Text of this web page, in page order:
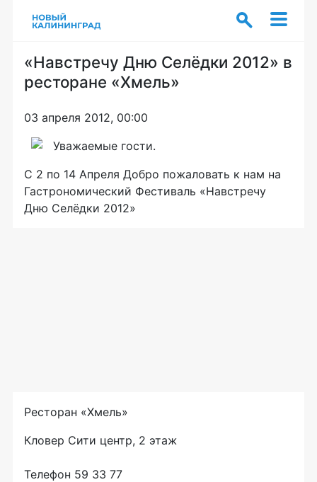
«Навстречу Дню Селёдки 2012» в
ресторане «Хмель»
03 апреля 2012, 00:00
Уважаемые гости.
С 2 по 14 Апреля Добро пожаловать к нам на
Гастрономический Фестиваль «Навстречу
Дню Селёдки 2012»
Ресторан «Хмель»
Кловер Сити центр, 2 этаж
Телефон 59 33 77